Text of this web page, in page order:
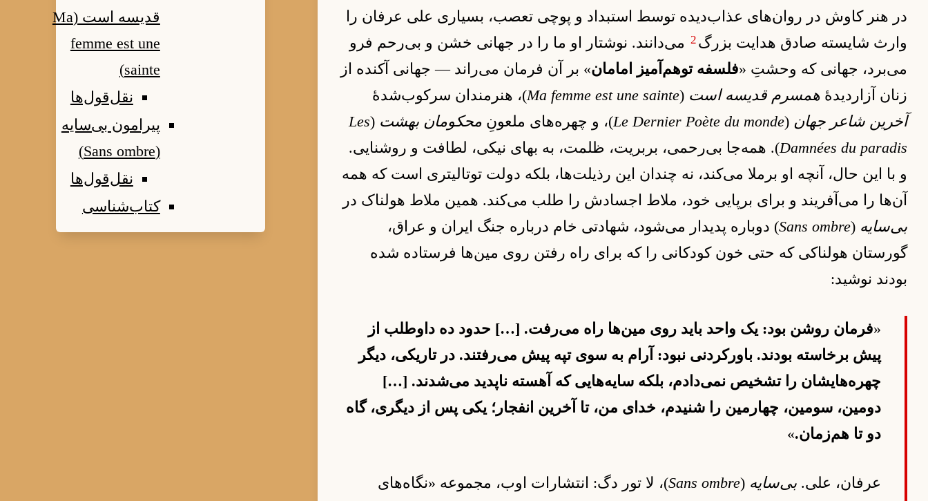
در هنر کاوش در روان‌های عذاب‌دیده توسط استبداد و پوچی تعصب، بسیاری علی عرفان را
وارث شایسته صادق هدایت بزرگ 2 می‌دانند. نوشتار او ما را در جهانی خشن و بی‌رحم فرو
می‌برد، جهانی که وحشتِ «فلسفه توهم‌آمیز امامان» بر آن فرمان می‌راند — جهانی آکنده از
زنان آزاردیدهٔ همسرم قدیسه است (
Ma femme est une sainte)، هنرمندان سرکوب‌شدهٔ
آخرین شاعر جهان (
Le Dernier Poète du monde)، و چهره‌های ملعونِ محکومان بهشت (
Les
Damnées du paradis). همه‌جا بی‌رحمی، بربریت، ظلمت، به بهای نیکی، لطافت و روشنایی.
و با این حال، آنچه او برملا می‌کند، نه چندان این رذیلت‌ها، بلکه دولت توتالیتری است که همه
آن‌ها را می‌آفریند و برای برپایی خود، ملاط اجسادش را طلب می‌کند. همین ملاط هولناک در
بی‌سایه (
Sans ombre) دوباره پدیدار می‌شود، شهادتی خام درباره جنگ ایران و عراق،
گورستان هولناکی که حتی خون کودکانی را که برای راه رفتن روی مین‌ها فرستاده شده
بودند نوشید:
«فرمان روشن بود: یک واحد باید روی مین‌ها راه می‌رفت. […] حدود ده داوطلب از
پیش برخاسته بودند. باورکردنی نبود: آرام به سوی تپه پیش می‌رفتند. در تاریکی، دیگر
چهره‌هایشان را تشخیص نمی‌دادم، بلکه سایه‌هایی که آهسته ناپدید می‌شدند. […]
دومین، سومین، چهارمین را شنیدم، خدای من، تا آخرین انفجار؛ یکی پس از دیگری، گاه
دو تا هم‌زمان.»
عرفان، علی. بی‌سایه (
Sans ombre)، لا تور دگ: انتشارات اوب، مجموعه «نگاه‌های
قدیسه است (Ma
femme est une
sainte)
نقل‌قول‌ها
پیرامون بی‌سایه
(Sans ombre)
نقل‌قول‌ها
کتاب‌شناسی